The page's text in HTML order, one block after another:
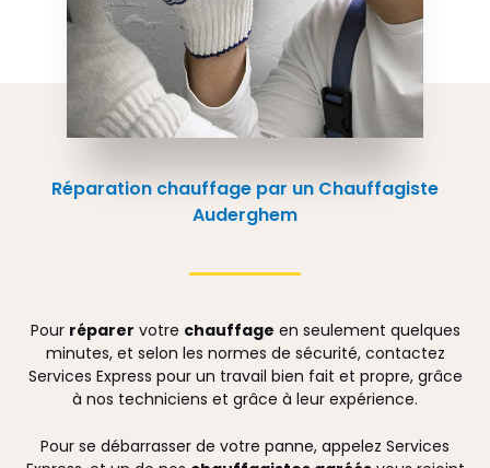
Réparation chauffage par un Chauffagiste
Auderghem
Pour réparer votre chauffage en seulement quelques
minutes, et selon les normes de sécurité, contactez
Services Express pour un travail bien fait et propre, grâce
à nos techniciens et grâce à leur expérience.
Pour se débarrasser de votre panne, appelez Services